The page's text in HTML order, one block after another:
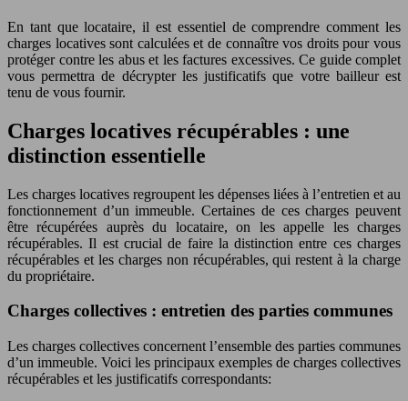
En tant que locataire, il est essentiel de comprendre comment les
charges locatives sont calculées et de connaître vos droits pour vous
protéger contre les abus et les factures excessives. Ce guide complet
vous permettra de décrypter les justificatifs que votre bailleur est
tenu de vous fournir.
Charges locatives récupérables : une
distinction essentielle
Les charges locatives regroupent les dépenses liées à l’entretien et au
fonctionnement d’un immeuble. Certaines de ces charges peuvent
être récupérées auprès du locataire, on les appelle les charges
récupérables. Il est crucial de faire la distinction entre ces charges
récupérables et les charges non récupérables, qui restent à la charge
du propriétaire.
Charges collectives : entretien des parties communes
Les charges collectives concernent l’ensemble des parties communes
d’un immeuble. Voici les principaux exemples de charges collectives
récupérables et les justificatifs correspondants: